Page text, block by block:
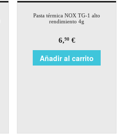
Pasta térmica NOX TG-1 alto
rendimiento 4g
6,90€
Añadir al carrito